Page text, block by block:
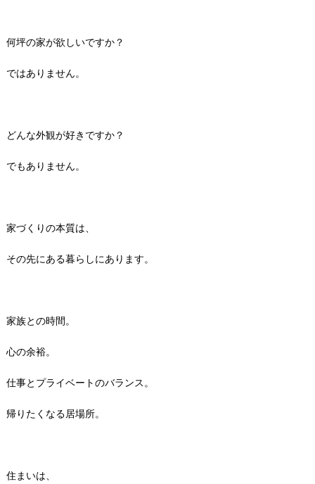
何坪の家が欲しいですか？
ではありません。
どんな外観が好きですか？
でもありません。
家づくりの本質は、
その先にある暮らしにあります。
家族との時間。
心の余裕。
仕事とプライベートのバランス。
帰りたくなる居場所。
住まいは、